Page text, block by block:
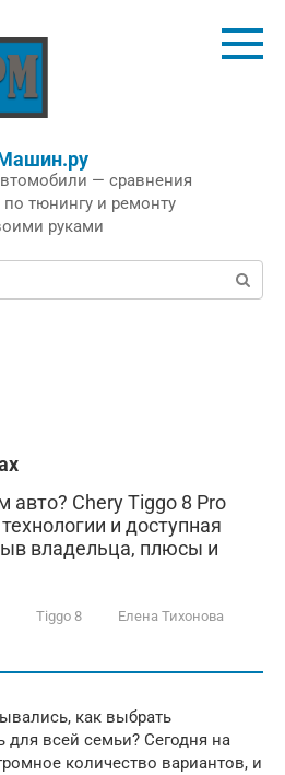
— сравнения
тюнингу и ремонту
руками
Chery Tiggo 8 Pro
и доступная
владельца, плюсы и
Tiggo 8 Елена Тихонова
как выбрать
всей семьи? Сегодня на
количество вариантов, и